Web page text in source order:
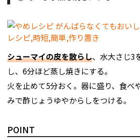
シューマイの皮を散らし、水大さじ3
し、6分ほど蒸し焼きにする。
火を止めて5分おく。器に盛り、食べ
みで酢じょうゆやからしをつける。
POINT